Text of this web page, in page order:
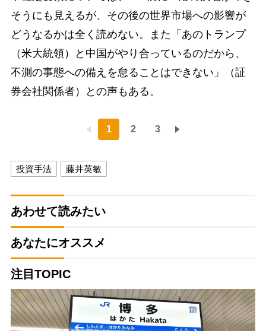
そうにも見えるが、その後の世界市場への影響が
どうなるかは全く読めない。また「あのトランプ
（米大統領）と中国がやり合っているのだから、
不測の事態への備えを怠ることはできない」（証
券会社関係者）との声もある。
1 2 3
投資手法 藤井英敏
あわせて読みたい
あなたにオススメ
注目TOPIC